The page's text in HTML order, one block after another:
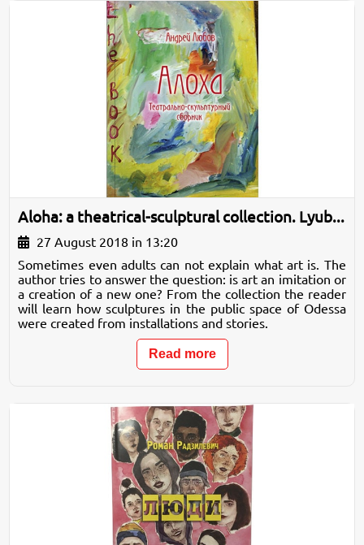
Aloha: a theatrical-sculptural collection. Lyub...
27 August 2018 in 13:20
Sometimes even adults can not explain what art is. The
author tries to answer the question: is art an imitation or
a creation of a new one? From the collection the reader
will learn how sculptures in the public space of Odessa
were created from installations and stories.
Read more